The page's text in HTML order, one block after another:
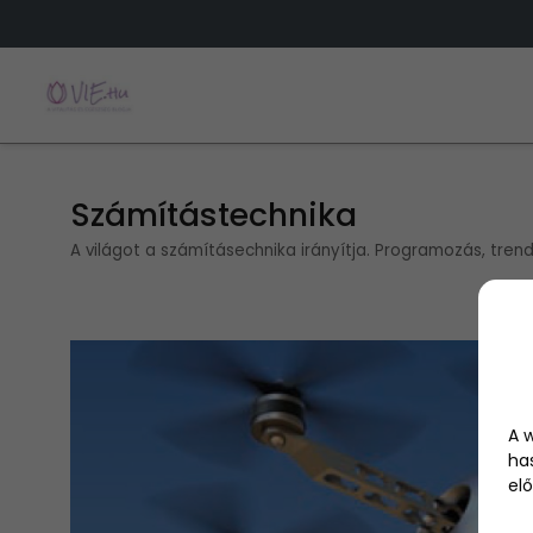
Számítástechnika
A világot a számításechnika irányítja. Programozás,
A